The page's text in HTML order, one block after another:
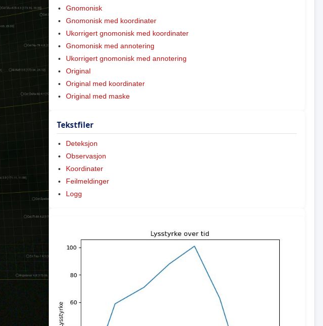
Gnomonisk
Gnomonisk med koordinater
Ukorrigert gnomonisk med koordinater
Gnomonisk med annotering
Ukorrigert gnomonisk med annotering
Original
Original med koordinater
Original med maske
Tekstfiler
Deteksjon
Observasjon
Koordinater
Feilmeldinger
Logg